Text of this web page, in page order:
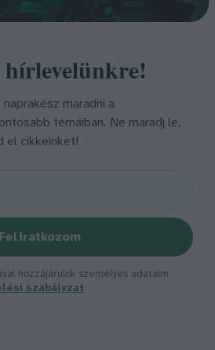
maradni a
témáiban. Ne maradj le,
el cikkeinket!
Feliratkozom
hozzájárulok személyes adataim
szabályzat